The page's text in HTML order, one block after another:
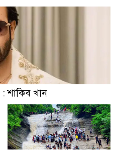
শাকিব খান